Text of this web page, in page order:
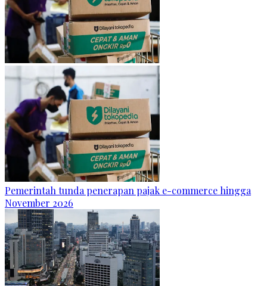
Pemerintah tunda penerapan pajak e-commerce hingga
November 2026